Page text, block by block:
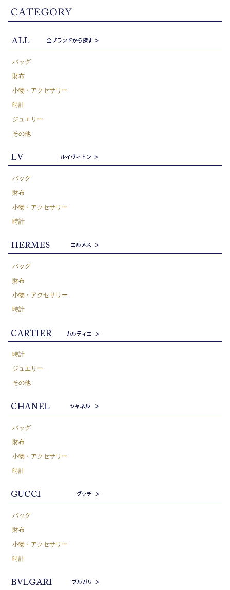
バッグ
財布
小物・アクセサリー
時計
ジュエリー
その他
バッグ
財布
小物・アクセサリー
時計
バッグ
財布
小物・アクセサリー
時計
時計
ジュエリー
その他
バッグ
財布
小物・アクセサリー
時計
バッグ
財布
小物・アクセサリー
時計